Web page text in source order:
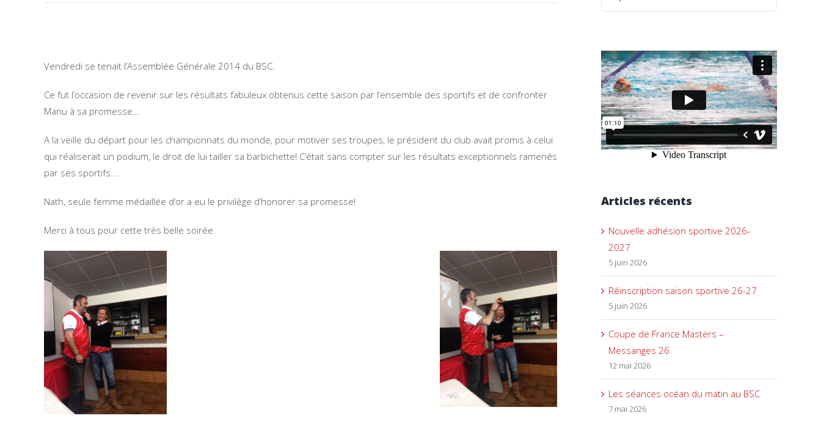
l'image
Vendredi se tenait l’Assemblée Générale 2014 du BSC.
Ce fut l’occasion de revenir sur les résultats fabuleux obtenus cette saison par l’ensemble des sportifs et de confronter
Manu à sa promesse…
A la veille du départ pour les championnats du monde, pour motiver ses troupes, le président du club avait promis à celui
qui réaliserait un podium, le droit de lui tailler sa barbichette! C’était sans compter sur les résultats exceptionnels ramenés
par ses sportifs….
Nath, seule femme médaillée d’or a eu le privilège d’honorer sa promesse!
Merci à tous pour cette très belle soirée
Articles récents
Nouvelle adhésion sportive 2026-
2027
5 juin 2026
Réinscription saison sportive 26-27
5 juin 2026
Coupe de France Masters –
Messanges 26
12 mai 2026
Les séances océan du matin au BSC
7 mai 2026